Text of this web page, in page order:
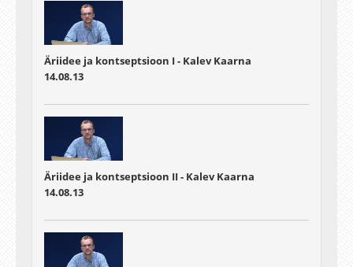
Äriidee ja kontseptsioon I - Kalev Kaarna
14.08.13
Äriidee ja kontseptsioon II - Kalev Kaarna
14.08.13